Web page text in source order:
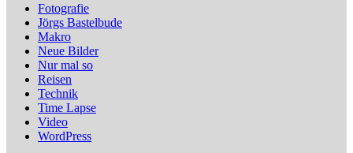
Fotografie
Jörgs Bastelbude
Makro
Neue Bilder
Nur mal so
Reisen
Technik
Time Lapse
Video
WordPress